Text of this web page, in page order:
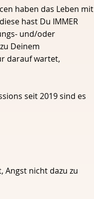
haben das Leben mit
hast Du IMMER
und/oder
Deinem
darauf wartet,
seit 2019 sind es
Angst nicht dazu zu